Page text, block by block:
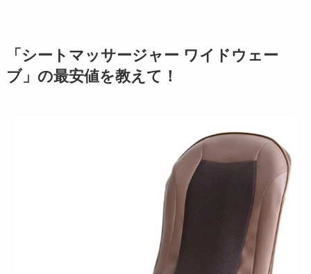
「シートマッサージャー ワイドウェー
ブ」の最安値を教えて！